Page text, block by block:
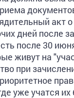
акт
дней после
после 30
живут на
при
уже учатся их